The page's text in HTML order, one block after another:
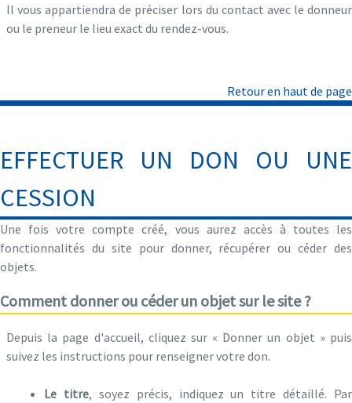
Il vous appartiendra de préciser lors du contact avec le donneur
ou le preneur le lieu exact du rendez-vous.
Retour en haut de page
EFFECTUER UN DON OU UNE
CESSION
Une fois votre compte créé, vous aurez accès à toutes les
fonctionnalités du site pour donner, récupérer ou céder des
objets.
Comment donner ou céder un objet sur le site ?
Depuis la page d'accueil, cliquez sur « Donner un objet » puis
suivez les instructions pour renseigner votre don.
Le titre, soyez précis, indiquez un titre détaillé. Par